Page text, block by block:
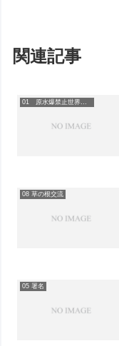
関連記事
01 原水爆禁止世界大会
08 草の根交流
05 署名